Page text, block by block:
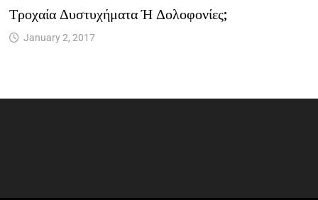
Τροχαία Δυστυχήματα Ή Δολοφονίες;
January 2, 2017